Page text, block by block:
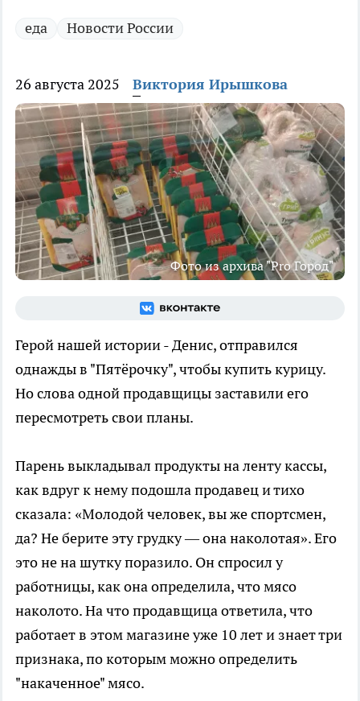
еда Новости России
26 августа 2025 Виктория Ирышкова
Фото из архива "Pro Город"
Герой нашей истории - Денис, отправился
однажды в "Пятёрочку", чтобы купить курицу.
Но слова одной продавщицы заставили его
пересмотреть свои планы.
Парень выкладывал продукты на ленту кассы,
как вдруг к нему подошла продавец и тихо
сказала: «Молодой человек, вы же спортсмен,
да? Не берите эту грудку — она наколотая». Его
это не на шутку поразило. Он спросил у
работницы, как она определила, что мясо
наколото. На что продавщица ответила, что
работает в этом магазине уже 10 лет и знает три
признака, по которым можно определить
"накаченное" мясо.